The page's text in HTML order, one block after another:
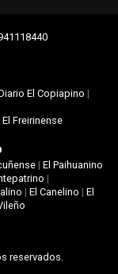
El Copiapino |
El Freirinense
| El Paihuanino
|
|El Canelino |El
reservados.